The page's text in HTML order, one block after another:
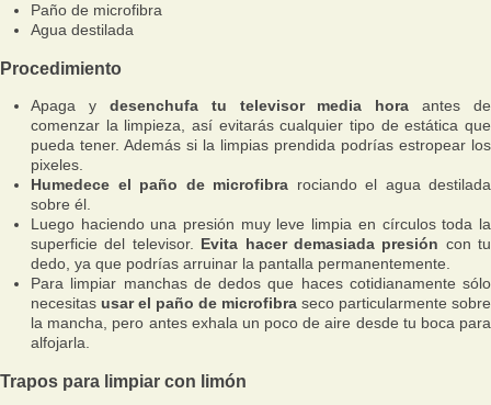
Paño de microfibra
Agua destilada
Procedimiento
Apaga y desenchufa tu televisor media hora antes de
comenzar la limpieza, así evitarás cualquier tipo de estática que
pueda tener. Además si la limpias prendida podrías estropear los
pixeles.
Humedece el paño de microfibra rociando el agua destilada
sobre él.
Luego haciendo una presión muy leve limpia en círculos toda la
superficie del televisor. Evita hacer demasiada presión con tu
dedo, ya que podrías arruinar la pantalla permanentemente.
Para limpiar manchas de dedos que haces cotidianamente sólo
necesitas usar el paño de microfibra seco particularmente sobre
la mancha, pero antes exhala un poco de aire desde tu boca para
alfojarla.
Trapos para limpiar con limón